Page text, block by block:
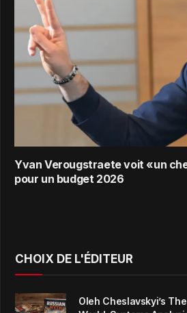
Yvan Verougstraete voit «un
pour un budget 2026
CHOIX DE L'ÉDITEUR
Oleh Cheslavskyi’s